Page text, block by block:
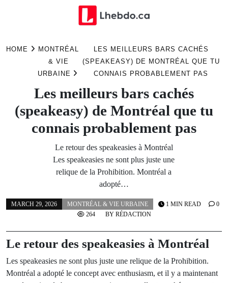
HOME
MONTRÉAL
& VIE
URBAINE
LES MEILLEURS BARS CACHÉS
(SPEAKEASY) DE MONTRÉAL QUE TU
CONNAIS PROBABLEMENT PAS
Les meilleurs bars cachés
(speakeasy) de Montréal que tu
connais probablement pas
Le retour des speakeasies à Montréal
Les speakeasies ne sont plus juste une
relique de la Prohibition. Montréal a
adopté…
MARCH 29, 2026
MONTRÉAL & VIE URBAINE
BY RÉDACTION
1 MIN READ
0
264
Le retour des speakeasies à Montréal
Les speakeasies ne sont plus juste une relique de la Prohibition.
Montréal a adopté le concept avec enthusiasm, et il y a maintenant